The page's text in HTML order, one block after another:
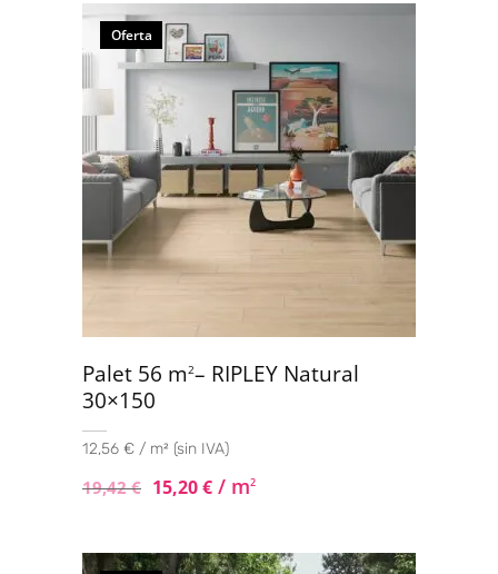
Oferta
Palet 56 m2– RIPLEY Natural
30×150
12,56 € / m² (sin IVA)
19,42€ 15,20€ / m2